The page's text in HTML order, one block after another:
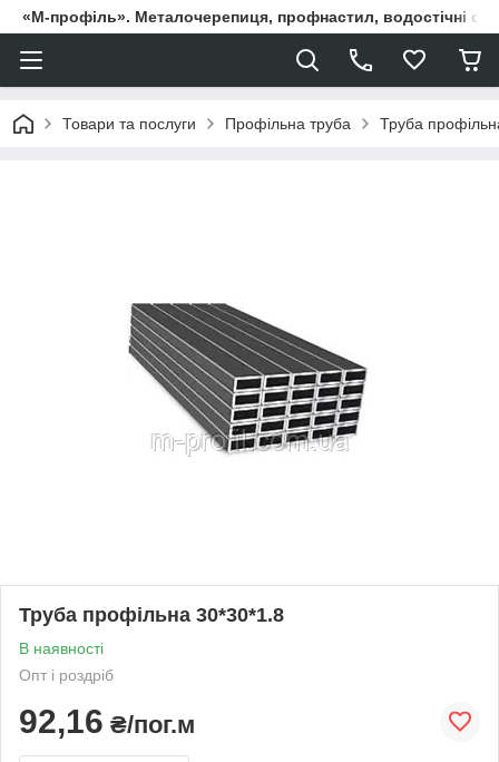
«М-профіль». Металочерепиця, профнастил, водостічні
Товари та послуги Профільна труба Труба
Труба профільна 30*30*1.8
В наявності
Опт і роздріб
92,16 ₴/пог.м